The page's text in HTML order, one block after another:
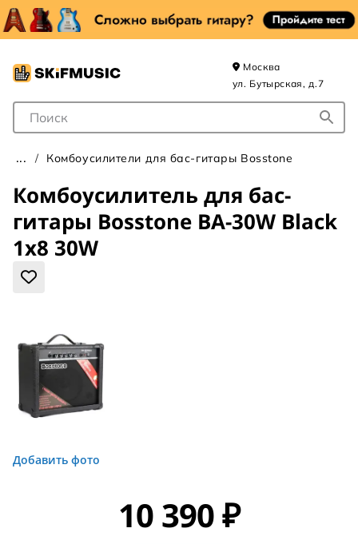
Поле для Поиска
Москва
ул. Бутырская, д.7
Комбоусилители для бас-гитары Bosstone
Комбоусилитель для бас-
гитары Bosstone BA-30W Black
1х8 30W
Добавить фото
10 390 ₽